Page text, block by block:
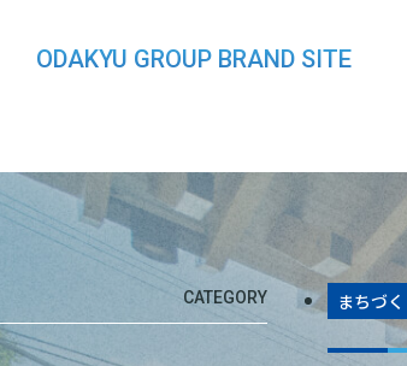
ODAKYU GROUP BRAND SITE
CATEGORY まちづ